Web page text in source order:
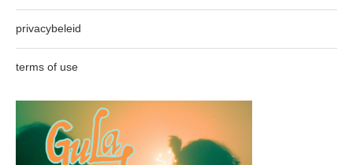
privacybeleid
terms of use